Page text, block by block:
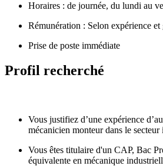
Horaires : de journée, du lundi au
Rémunération : Selon expérience
Prise de poste immédiate
Profil recherché
Vous justifiez d’une expérience
mécanicien monteur dans le secteur
Vous êtes titulaire d'un CAP, Bac
équivalente en mécanique